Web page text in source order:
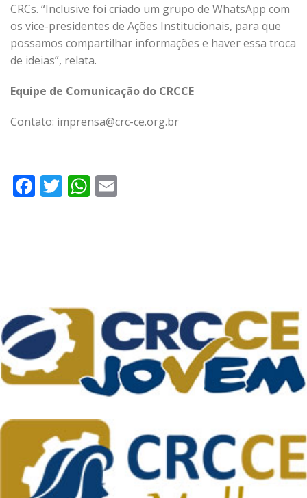
CRCs. “Inclusive foi criado um grupo de WhatsApp com
os vice-presidentes de Ações Institucionais, para que
possamos compartilhar informações e haver essa troca
de ideias”, relata.
Equipe de Comunicação do CRCCE
Contato: imprensa@crc-ce.org.br
Facebook
TwitterWhatsApp